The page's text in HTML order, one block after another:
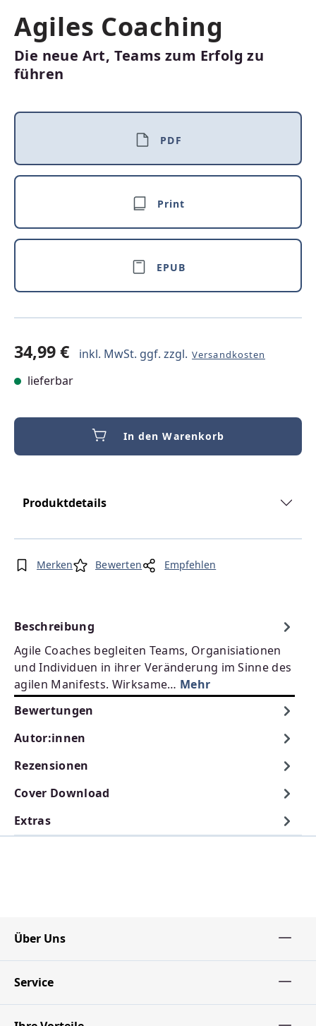
Agiles Coaching
Die neue Art, Teams zum Erfolg zu
führen
PDF
Print
EPUB
34,99 € inkl. MwSt. ggf. zzgl. Versandkosten
lieferbar
In den Warenkorb
Produktdetails
Merken Bewerten Empfehlen
Beschreibung
Agile Coaches begleiten Teams, Organisiationen
und Individuen in ihrer Veränderung im Sinne des
agilen Manifests. Wirksame… Mehr
Bewertungen
Autor:innen
Rezensionen
Cover Download
Extras
Über Uns
Service